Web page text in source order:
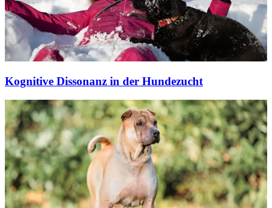
Kognitive Dissonanz in der Hundezucht